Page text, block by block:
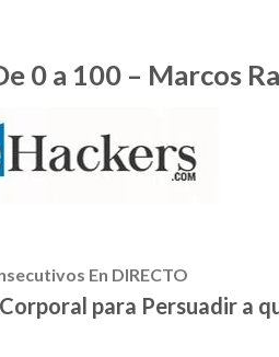
0 a 100 – Marcos
En DIRECTO
para Persuadir a